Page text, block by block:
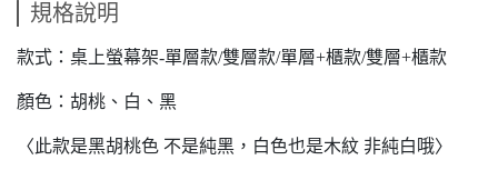
規格說明
款式：桌上螢幕架-單層款/雙層款/單層+櫃款/雙層+櫃款
顏色：胡桃、白、黑
〈此款是黑胡桃色 不是純黑，白色也是木紋 非純白哦〉